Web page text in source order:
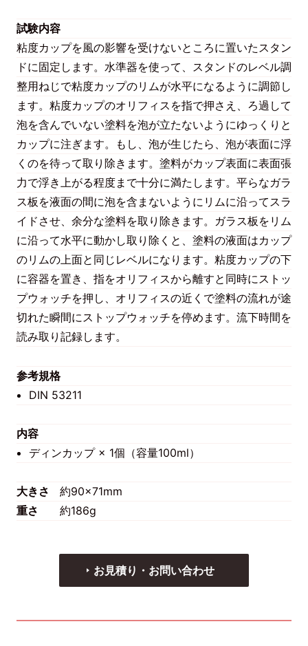
試験内容
粘度カップを風の影響を受けないところに置いたスタン
ドに固定します。水準器を使って、スタンドのレベル調
整用ねじで粘度カップのリムが水平になるように調節し
ます。粘度カップのオリフィスを指で押さえ、ろ過して
泡を含んでいない塗料を泡が立たないようにゆっくりと
カップに注ぎます。もし、泡が生じたら、泡が表面に浮
くのを待って取り除きます。塗料がカップ表面に表面張
力で浮き上がる程度まで十分に満たします。平らなガラ
ス板を液面の間に泡を含まないようにリムに沿ってスラ
イドさせ、余分な塗料を取り除きます。ガラス板をリム
に沿って水平に動かし取り除くと、塗料の液面はカップ
のリムの上面と同じレベルになります。粘度カップの下
に容器を置き、指をオリフィスから離すと同時にストッ
プウォッチを押し、オリフィスの近くで塗料の流れが途
切れた瞬間にストップウォッチを停めます。流下時間を
読み取り記録します。
参考規格
DIN 53211
内容
ディンカップ × 1個（容量100ml）
大きさ
約90×71mm
重さ
約186g
お見積り・お問い合わせ